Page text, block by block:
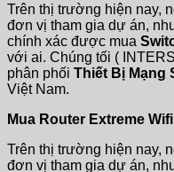
Trên thị trường hiện nay,
đơn vị tham gia dự án,
chính xác được mua
với ai. Chúng tối (
phân phối Thiết Bị Mạng
Việt Nam.
Mua Router Extreme
Trên thị trường hiện nay,
đơn vị tham gia dự án,